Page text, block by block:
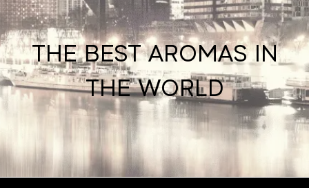
THE BEST AROMAS IN
THE WORLD